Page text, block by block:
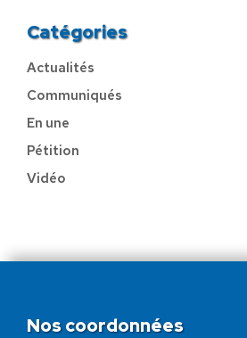
Catégories
Actualités
Communiqués
En une
Pétition
Vidéo
Nos coordonnées